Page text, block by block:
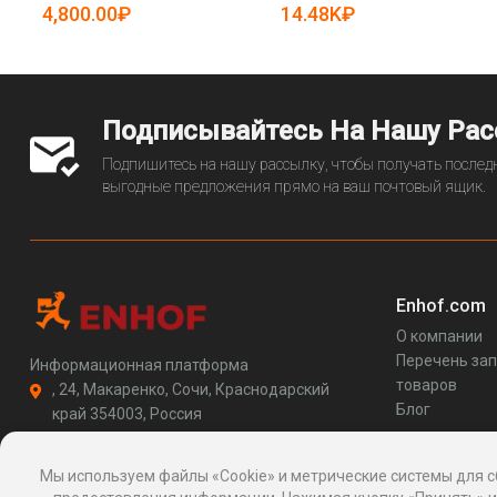
4,800.00₽ 14.48K₽
Подписывайтесь На Нашу
Подпишитесь на нашу рассылку, чтобы получать
выгодные предложения прямо на ваш почтовый ящик.
Информационная платформа
, 24, Макаренко, Сочи, Краснодарский
край 354003, Россия
http://enhof.com
Enhof.com
О компании
Перечень
товаров
Блог
Мы используем файлы «Cookie» и метрические системы для